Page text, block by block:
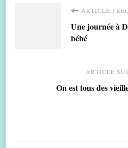
Navigation
d'article
ARTICLE
Une journée à
bébé
ARTICLE
On est tous des